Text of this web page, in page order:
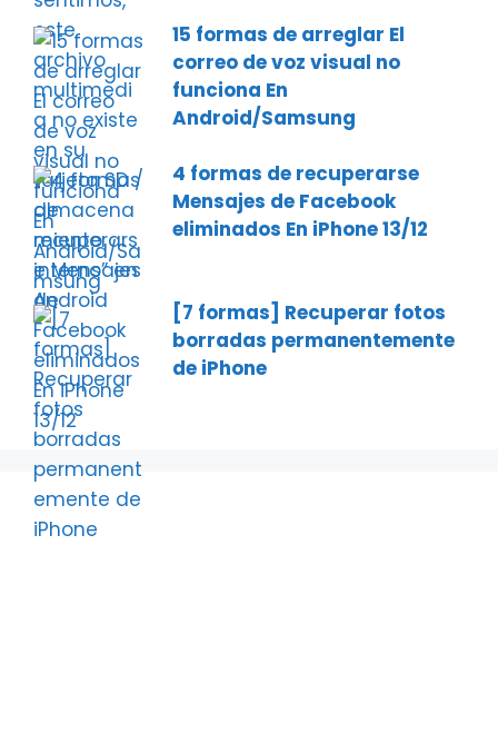
15 formas de arreglar El
correo de voz visual no
funciona En
Android/Samsung
4 formas de recuperarse
Mensajes de Facebook
eliminados En iPhone 13/12
[7 formas] Recuperar fotos
borradas permanentemente
de iPhone